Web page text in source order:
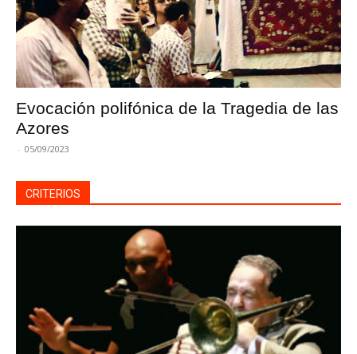
Evocación polifónica de la Tragedia de las
Azores
- 05/09/2023
CRITERIOS